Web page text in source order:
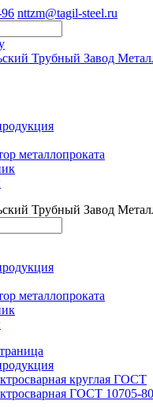
nttzm@tagil-steel.ru
металлопроката
металлопроката
круглая ГОСТ
ГОСТ 10705-80